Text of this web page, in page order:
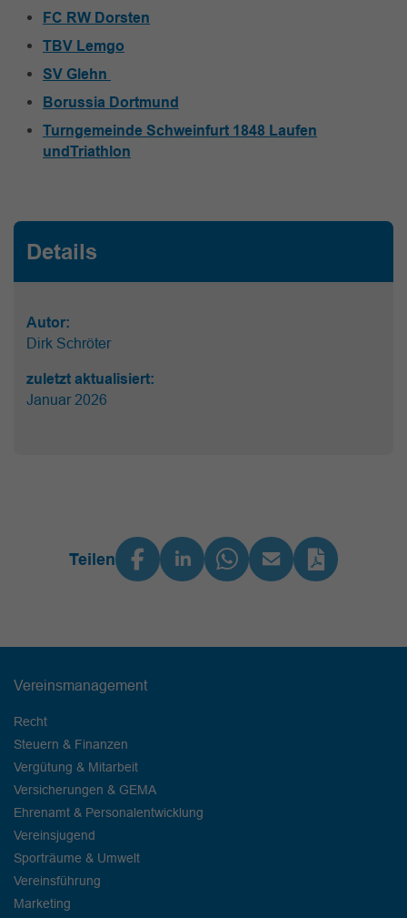
FC RW Dorsten
TBV Lemgo
SV Glehn
Borussia Dortmund
Turngemeinde Schweinfurt 1848 Laufen
undTriathlon
Details
Autor:
Dirk Schröter
zuletzt aktualisiert:
Januar 2026
Teilen
Vereinsmanagement
Recht
Steuern & Finanzen
Vergütung & Mitarbeit
Versicherungen & GEMA
Ehrenamt & Personalentwicklung
Vereinsjugend
Sporträume & Umwelt
Vereinsführung
Marketing